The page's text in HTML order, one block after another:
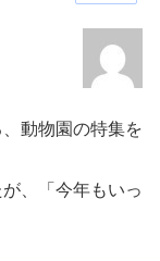
動物園の特集を
、「今年もいっ